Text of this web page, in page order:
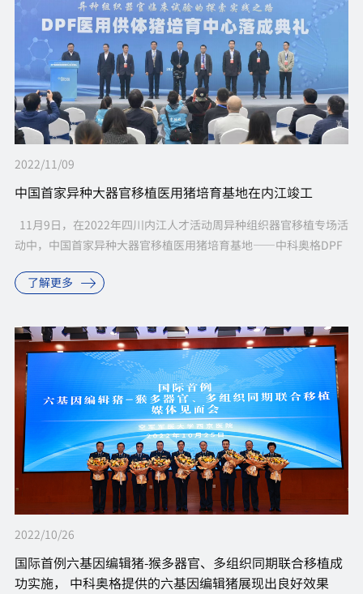
2022/11/09
中国首家异种大器官移植医用猪培育基地在内江竣工
11月9日，在2022年四川内江人才活动周异种组织器官移植专场活
动中，中国首家异种大器官移植医用猪培育基地——中科奥格DPF
具备...
了解更多
2022/10/26
国际首例六基因编辑猪-猴多器官、多组织同期联合移植成
功实施， 中科奥格提供的六基因编辑猪展现出良好效果